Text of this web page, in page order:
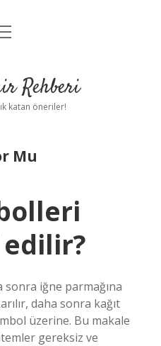
UyarıRehberi
katan öneriler!
Mu
sonra iğne parmağına
daha sonra kağıt
üzerine. Bu makale
gereksiz ve